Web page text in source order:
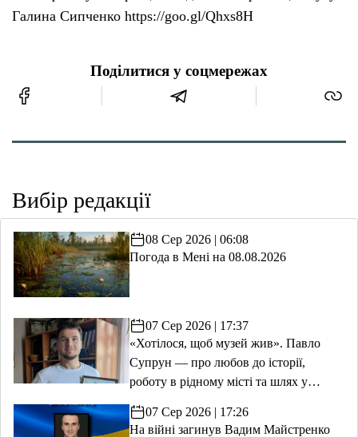
Галина Сипченко https://goo.gl/Qhxs8H
Поділитися у соцмережах
Вибір редакції
08 Сер 2026 | 06:08
Погода в Мені на 08.08.2026
07 Сер 2026 | 17:37
«Хотілося, щоб музей жив». Павло
Супрун — про любов до історії,
роботу в рідному місті та шлях у
07 Сер 2026 | 17:26
На війні загинув Вадим Майстренко